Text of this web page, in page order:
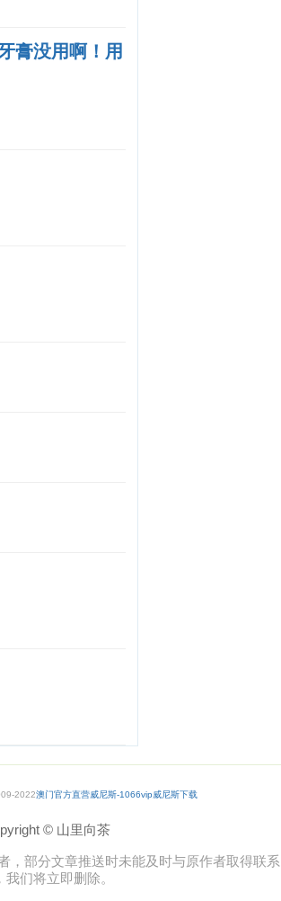
膏没用啊！用
2022澳门官方直营威尼斯-1066vip威尼斯下载
© 山里向茶
部分文章推送时未能及时与原作者取得联
们将立即删除。